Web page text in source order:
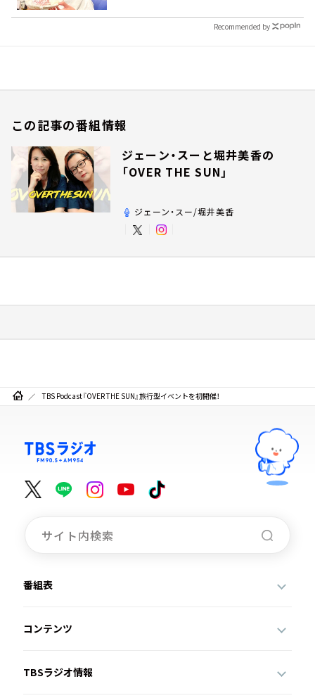
Recommended by
この記事の番組情報
ジェーン・スーと堀井美香の
「OVER THE SUN」
ジェーン・スー/堀井美香
TBS Podcast『OVER THE SUN』旅行型イベントを初開催！
番組表
コンテンツ
TBSラジオ情報